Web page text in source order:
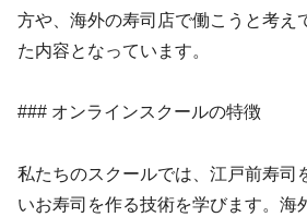
方や、海外の寿司店で働こうと考え
た内容となっています。
### オンラインスクールの特徴
私たちのスクールでは、江戸前寿司
いお寿司を作る技術を学びます。海